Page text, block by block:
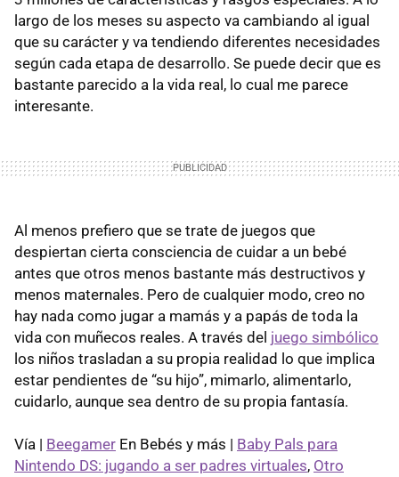
largo de los meses su aspecto va cambiando al igual
que su carácter y va tendiendo diferentes necesidades
según cada etapa de desarrollo. Se puede decir que es
bastante parecido a la vida real, lo cual me parece
interesante.
Al menos prefiero que se trate de juegos que
despiertan cierta consciencia de cuidar a un bebé
antes que otros menos bastante más destructivos y
menos maternales. Pero de cualquier modo, creo no
hay nada como jugar a mamás y a papás de toda la
vida con muñecos reales. A través del juego simbólico
los niños trasladan a su propia realidad lo que implica
estar pendientes de “su hijo”, mimarlo, alimentarlo,
cuidarlo, aunque sea dentro de su propia fantasía.
Vía | Beegamer En Bebés y más | Baby Pals para
Nintendo DS: jugando a ser padres virtuales, Otro